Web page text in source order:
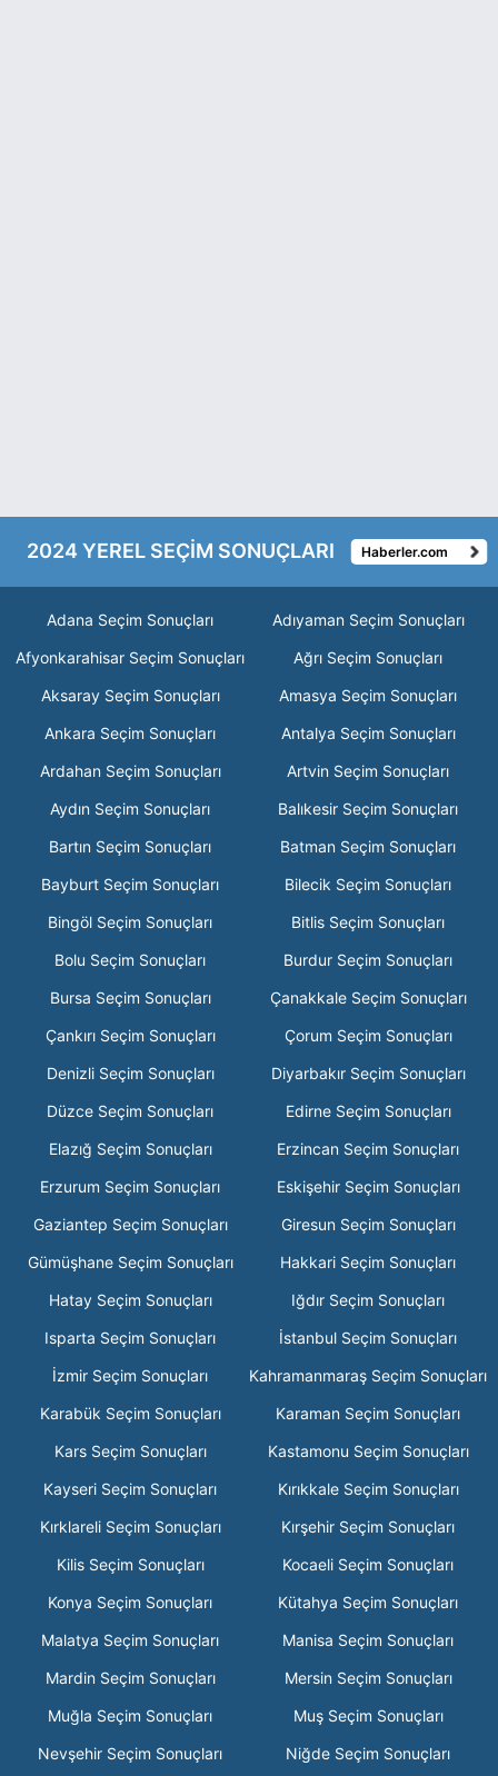
2024 YEREL SEÇİM SONUÇLARI Haberler.com
Adana Seçim Sonuçları
Adıyaman Seçim Sonuçları
Afyonkarahisar Seçim Sonuçları
Ağrı Seçim Sonuçları
Aksaray Seçim Sonuçları
Amasya Seçim Sonuçları
Ankara Seçim Sonuçları
Antalya Seçim Sonuçları
Ardahan Seçim Sonuçları
Artvin Seçim Sonuçları
Aydın Seçim Sonuçları
Balıkesir Seçim Sonuçları
Bartın Seçim Sonuçları
Batman Seçim Sonuçları
Bayburt Seçim Sonuçları
Bilecik Seçim Sonuçları
Bingöl Seçim Sonuçları
Bitlis Seçim Sonuçları
Bolu Seçim Sonuçları
Burdur Seçim Sonuçları
Bursa Seçim Sonuçları
Çanakkale Seçim Sonuçları
Çankırı Seçim Sonuçları
Çorum Seçim Sonuçları
Denizli Seçim Sonuçları
Diyarbakır Seçim Sonuçları
Düzce Seçim Sonuçları
Edirne Seçim Sonuçları
Elazığ Seçim Sonuçları
Erzincan Seçim Sonuçları
Erzurum Seçim Sonuçları
Eskişehir Seçim Sonuçları
Gaziantep Seçim Sonuçları
Giresun Seçim Sonuçları
Gümüşhane Seçim Sonuçları
Hakkari Seçim Sonuçları
Hatay Seçim Sonuçları
Iğdır Seçim Sonuçları
Isparta Seçim Sonuçları
İstanbul Seçim Sonuçları
İzmir Seçim Sonuçları
Kahramanmaraş Seçim Sonuçları
Karabük Seçim Sonuçları
Karaman Seçim Sonuçları
Kars Seçim Sonuçları
Kastamonu Seçim Sonuçları
Kayseri Seçim Sonuçları
Kırıkkale Seçim Sonuçları
Kırklareli Seçim Sonuçları
Kırşehir Seçim Sonuçları
Kilis Seçim Sonuçları
Kocaeli Seçim Sonuçları
Konya Seçim Sonuçları
Kütahya Seçim Sonuçları
Malatya Seçim Sonuçları
Manisa Seçim Sonuçları
Mardin Seçim Sonuçları
Mersin Seçim Sonuçları
Muğla Seçim Sonuçları
Muş Seçim Sonuçları
Nevşehir Seçim Sonuçları
Niğde Seçim Sonuçları